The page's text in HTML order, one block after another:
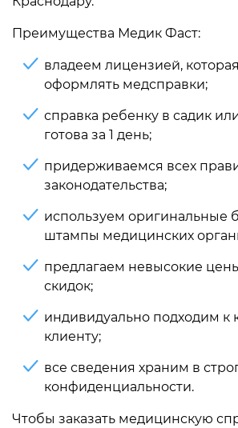
Преимущества Медик Фаст:
владеем лицензией,
оформлять медсправки;
справка ребенку в садик
готова за 1 день;
придерживаемся всех
законодательства;
используем оригинальные
штампы медицинских
предлагаем невысокие
скидок;
индивидуально подходим к
клиенту;
все сведения храним в
конфиденциальности.
Чтобы заказать медицинскую